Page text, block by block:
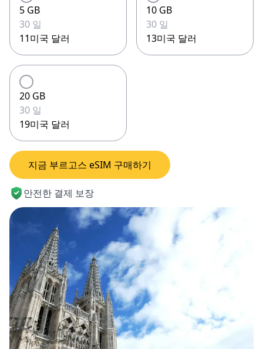
5 GB
30 일
11미국 달러
10 GB
30 일
13미국 달러
20 GB
30 일
19미국 달러
지금 부르고스 eSIM 구매하기
안전한 결제 보장